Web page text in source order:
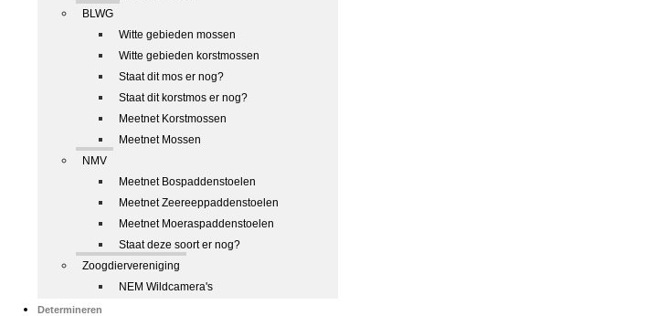
BLWG
Witte gebieden mossen
Witte gebieden korstmossen
Staat dit mos er nog?
Staat dit korstmos er nog?
Meetnet Korstmossen
Meetnet Mossen
NMV
Meetnet Bospaddenstoelen
Meetnet Zeereeppaddenstoelen
Meetnet Moeraspaddenstoelen
Staat deze soort er nog?
Zoogdiervereniging
NEM Wildcamera's
Determineren